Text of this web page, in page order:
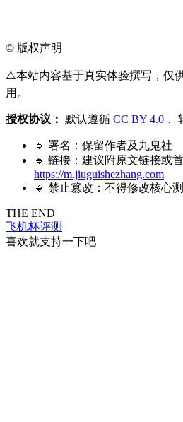
© 版权声明
⚠️本站内容基于真实体验撰写，仅
用。
授权协议： 默认遵循 CC BY 4.0 ，
🔹 署名：保留作者及 九鬼社
🔹 链接：建议附原文链接或
https://m.jiuguishezhang.com
🔹 禁止篡改：不得修改核心
THE END
飞机杯评测
喜欢就支持一下吧